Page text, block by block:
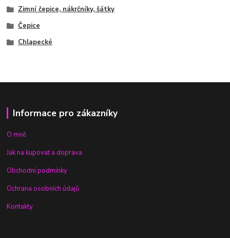
Zimní čepice, nákrčníky, šátky
Čepice
Chlapecké
Informace pro zákazníky
O mně
Jak na kupovat a doprava
Obchodní podmínky
Ochrana osobních údajů
Kontakty